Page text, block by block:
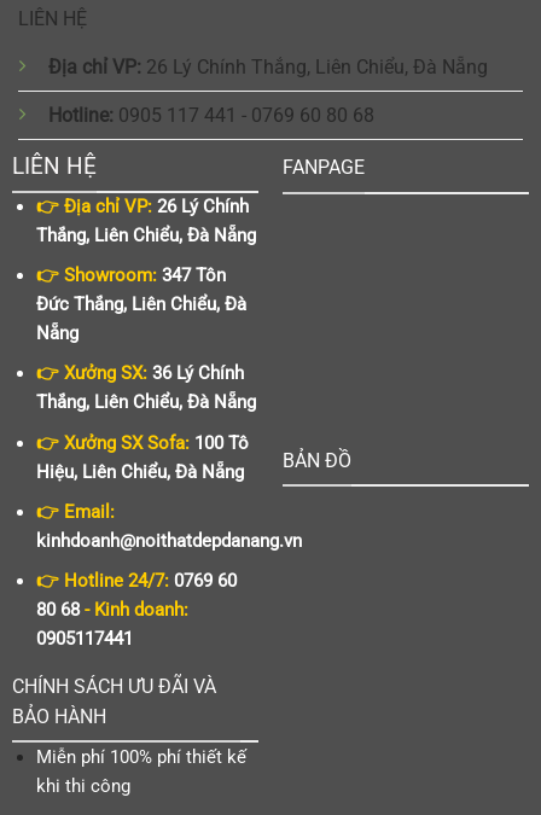
LIÊN HỆ
Địa chỉ VP: 26 Lý Chính Thắng, Liên Chiểu, Đà Nẵng
Hotline: 0905 117 441 - 0769 60 80 68
LIÊN HỆ
👉 Địa chỉ VP:26 Lý Chính
Thắng, Liên Chiểu, Đà Nẵng
👉 Showroom:347 Tôn
Đức Thắng, Liên Chiểu, Đà
Nẵng
👉 Xưởng SX:36 Lý Chính
Thắng, Liên Chiểu, Đà Nẵng
👉 Xưởng SX Sofa:100 Tô
Hiệu, Liên Chiểu, Đà Nẵng
👉 Email:
kinhdoanh@noithatdepdanang.vn
👉 Hotline 24/7:0769 60
80 68- Kinh doanh:
0905117441
CHÍNH SÁCH ƯU ĐÃI VÀ
BẢO HÀNH
Miễn phí 100% phí thiết kế
khi thi công
FANPAGE
BẢN ĐỒ